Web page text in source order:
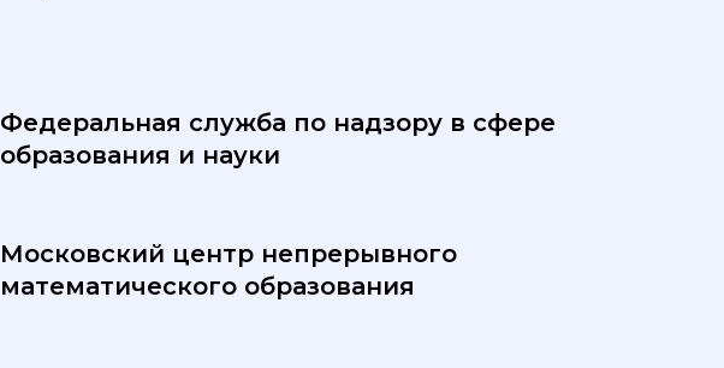
Федеральная служба по надзору в сфере
образования и науки
Московский центр непрерывного
математического образования